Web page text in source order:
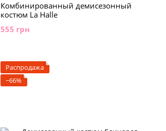
Комбинированный демисезонный
костюм La Halle
555 грн
Распродажа
−66%